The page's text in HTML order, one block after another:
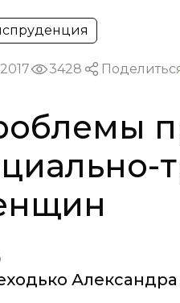
3428